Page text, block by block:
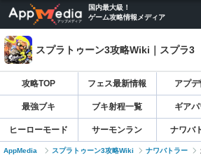
国内最大級！
ゲーム攻略情報メディア
スプラトゥーン3攻略Wiki｜スプラ3
攻略TOP フェス最新情報 アプ
最強ブキ ブキ射程一覧 ギア
ヒーローモード サーモンラン ナワバ
AppMedia スプラトゥーン3攻略Wiki ナワバトラー